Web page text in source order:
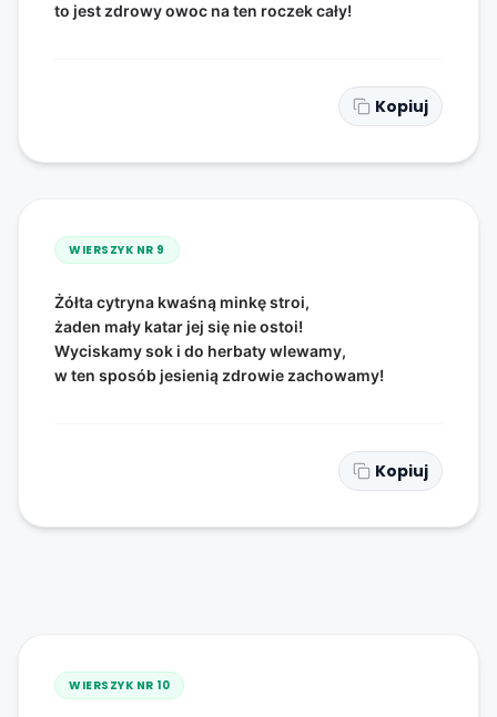
to jest zdrowy owoc na ten roczek cały!
Kopiuj
WIERSZYK NR 9
Żółta cytryna kwaśną minkę stroi,
żaden mały katar jej się nie ostoi!
Wyciskamy sok i do herbaty wlewamy,
w ten sposób jesienią zdrowie zachowamy!
Kopiuj
WIERSZYK NR 10